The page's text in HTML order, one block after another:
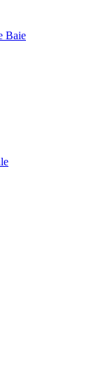
Baie